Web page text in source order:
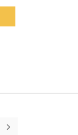
do
porta